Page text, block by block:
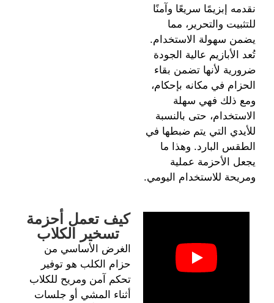
نقدمه إبزيمًا سريعًا وآمنًا
للتثبيت والتحرير، مما
يضمن سهولة الاستخدام.
تُعد الأبازيم عالية الجودة
ضرورية لأنها تضمن بقاء
الحزام في مكانه بإحكام،
ومع ذلك فهي سهلة
الاستخدام، حتى بالنسبة
للأيدي التي يتم ضبطها في
الطقس البارد. وهذا ما
يجعل الأحزمة عملية
ومريحة للاستخدام اليومي.
كيف تعمل أحزمة
تسخير الكلاب
الغرض الأساسي من
حزام الكلب هو توفير
تحكم آمن ومريح للكلاب
أثناء المشي أو جلسات